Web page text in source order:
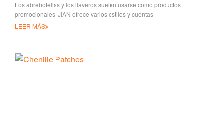
Los abrebotellas y los llaveros suelen usarse como productos
promocionales. JIAN ofrece varios estilos y cuentas
LEER MÁS